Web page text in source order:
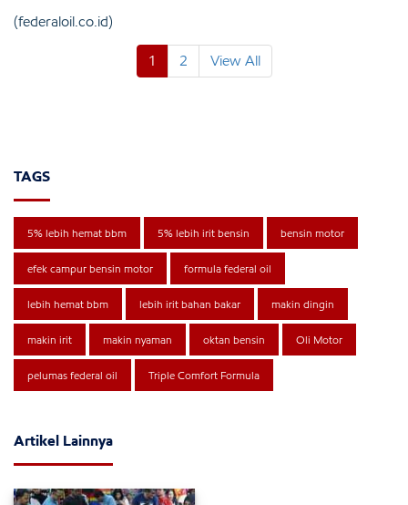
(federaloil.co.id)
1 2 View All
TAGS
5% lebih hemat bbm 5% lebih irit bensin bensin motor
efek campur bensin motor formula federal oil
lebih hemat bbm lebih irit bahan bakar makin dingin
makin irit makin nyaman oktan bensin Oli Motor
pelumas federal oil Triple Comfort Formula
Artikel Lainnya